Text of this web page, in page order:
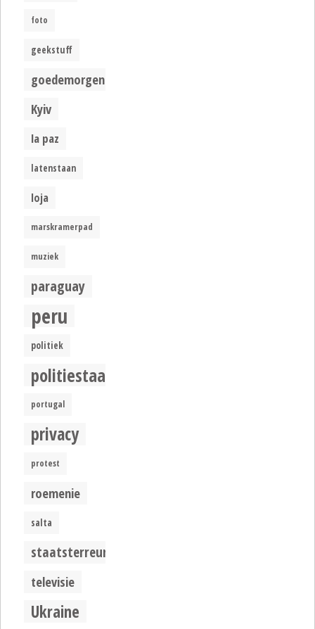
foto
geekstuff
goedemorgen
Kyiv
la paz
latenstaan
loja
marskramerpad
muziek
paraguay
peru
politiek
politiestaat
portugal
privacy
protest
roemenie
salta
staatsterreur
televisie
Ukraine